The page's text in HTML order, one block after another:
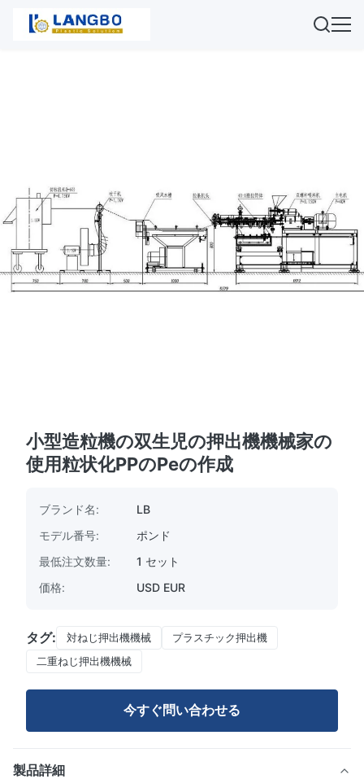
小型造粒機の双生児の押出機機械家の
使用粒状化PPのPeの作成
ブランド名:
LB
モデル番号:
ポンド
最低注文数量:
1 セット
価格:
USD EUR
タグ: 対ねじ押出機機械
プラスチック押出機
二重ねじ押出機機械
今すぐ問い合わせる
製品詳細